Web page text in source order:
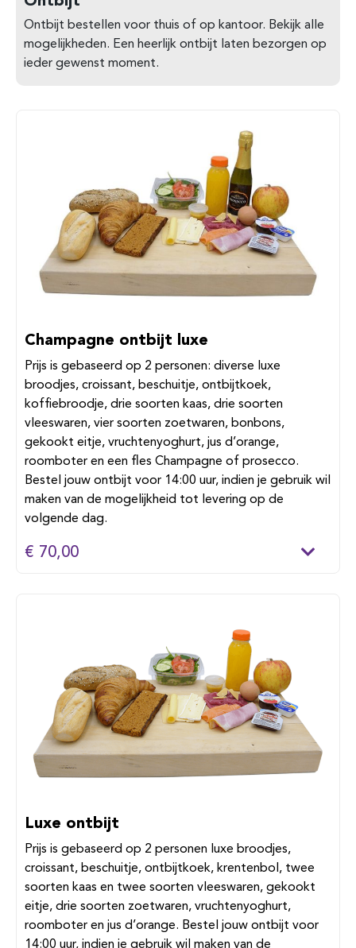
Ontbijt bestellen voor thuis of op kantoor. Bekijk alle
mogelijkheden. Een heerlijk ontbijt laten bezorgen op
ieder gewenst moment.
Champagne ontbijt luxe
Prijs is gebaseerd op 2 personen: diverse luxe
broodjes, croissant, beschuitje, ontbijtkoek,
koffiebroodje, drie soorten kaas, drie soorten
vleeswaren, vier soorten zoetwaren, bonbons,
gekookt eitje, vruchtenyoghurt, jus d’orange,
roomboter en een fles Champagne of prosecco.
Bestel jouw ontbijt voor 14:00 uur, indien je gebruik wil
maken van de mogelijkheid tot levering op de
volgende dag.
€ 70,00
Luxe ontbijt
Prijs is gebaseerd op 2 personen luxe broodjes,
croissant, beschuitje, ontbijtkoek, krentenbol, twee
soorten kaas en twee soorten vleeswaren, gekookt
eitje, drie soorten zoetwaren, vruchtenyoghurt,
roomboter en jus d’orange. Bestel jouw ontbijt voor
14:00 uur, indien je gebruik wil maken van de